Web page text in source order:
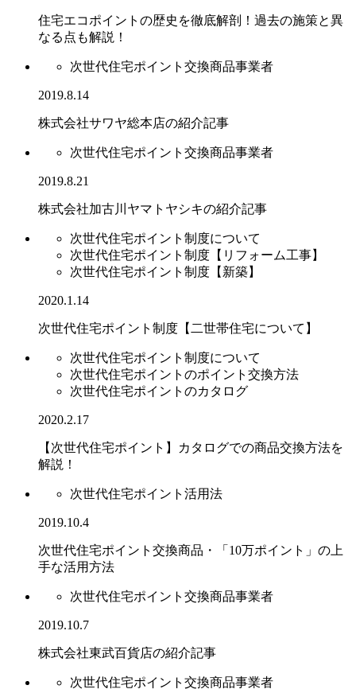
住宅エコポイントの歴史を徹底解剖！過去の施策と異
なる点も解説！
次世代住宅ポイント交換商品事業者
2019.8.14
株式会社サワヤ総本店の紹介記事
次世代住宅ポイント交換商品事業者
2019.8.21
株式会社加古川ヤマトヤシキの紹介記事
次世代住宅ポイント制度について
次世代住宅ポイント制度【リフォーム工事】
次世代住宅ポイント制度【新築】
2020.1.14
次世代住宅ポイント制度【二世帯住宅について】
次世代住宅ポイント制度について
次世代住宅ポイントのポイント交換方法
次世代住宅ポイントのカタログ
2020.2.17
【次世代住宅ポイント】カタログでの商品交換方法を
解説！
次世代住宅ポイント活用法
2019.10.4
次世代住宅ポイント交換商品・「10万ポイント」の上
手な活用方法
次世代住宅ポイント交換商品事業者
2019.10.7
株式会社東武百貨店の紹介記事
次世代住宅ポイント交換商品事業者